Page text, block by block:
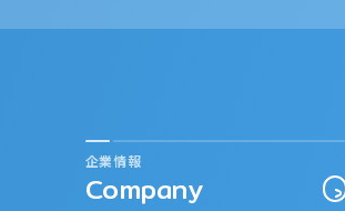
企業情報
Company